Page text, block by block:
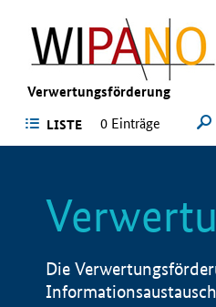
Verwertungsförderung
LISTE 0 Einträge
Die